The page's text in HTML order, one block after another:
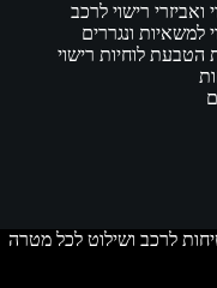
ואביזרי רישוי לרכב
למשאיות ונגררים
הטבעת לוחיות רישוי